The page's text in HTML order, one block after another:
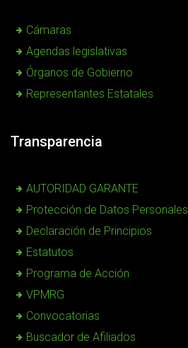
Cámaras
Agendas legislativas
Órganos de Gobierno
Representantes Estatales
Transparencia
AUTORIDAD GARANTE
Protección de Datos Personales
Declaración de Principios
Estatutos
Programa de Acción
VPMRG
Convocatorias
Buscador de Afiliados